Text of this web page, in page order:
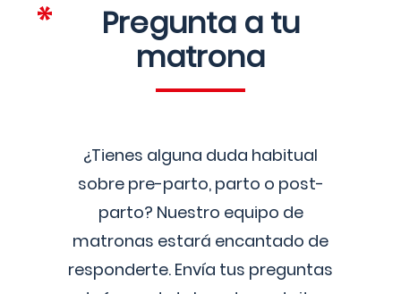
Pregunta a tu
matrona
¿Tienes alguna duda habitual
sobre pre-parto, parto o post-
parto? Nuestro equipo de
matronas estará encantado de
responderte. Envía tus preguntas